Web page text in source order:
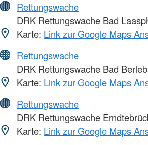
Rettungswache
DRK Rettungswache Bad
Karte: Link zur Google Maps
Rettungswache
DRK Rettungswache Bad
Karte: Link zur Google Maps
Rettungswache
DRK Rettungswache
Karte: Link zur Google Maps